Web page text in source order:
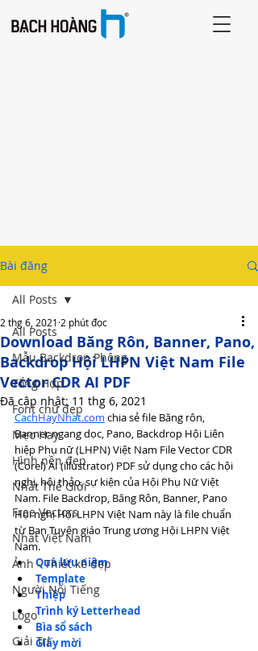
Bài đăng
All Posts
Mẫu Backdrop Phông
Tổng Hợp
Font chữ đẹp
Mẹo Hay
Hình nền đẹp
Nhất Thế Giới
Free Vectors
Nhất Việt Nam
Ảnh - Thiết kế đẹp
Người Nổi Tiếng
Logo
Giải Trí
All Posts
Download Băng Rôn, Banner, Pano,
Backdrop Hội LHPN Việt Nam File
Vector CDR AI PDF
2 thg 6, 2021 2 phút đọc
Đã cập nhật: 11 thg 6, 2021
CachHayNhat.com chia sẻ file Băng rôn,
Banner ngang dọc, Pano, Backdrop Hội Liên
hiệp Phụ nữ (LHPN) Việt Nam File Vector CDR
(Corel) AI (illustrator) PDF sử dụng cho các hội
nghị, hội thảo, sự kiện của Hội Phụ Nữ Việt
Nam. File Backdrop, Băng Rôn, Banner, Pano
Hội nghị Hội LHPN Việt Nam này là file chuẩn
từ Ban Tuyên giáo Trung ương Hội LHPN Việt
Nam.
Quà lưu niệm
Template
Thiệp
Trình ký Letterhead
Bìa sổ sách
Giấy mời